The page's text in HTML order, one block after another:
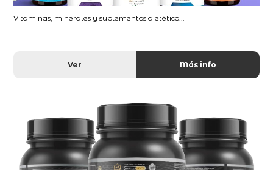
Vitaminas, minerales y suplementos dietético...
Ver Más info